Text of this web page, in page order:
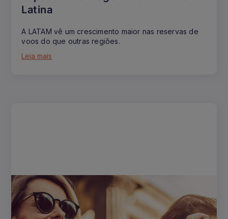
Latina
A LATAM vê um crescimento maior nas reservas de
voos do que outras regiões.
Leia mais